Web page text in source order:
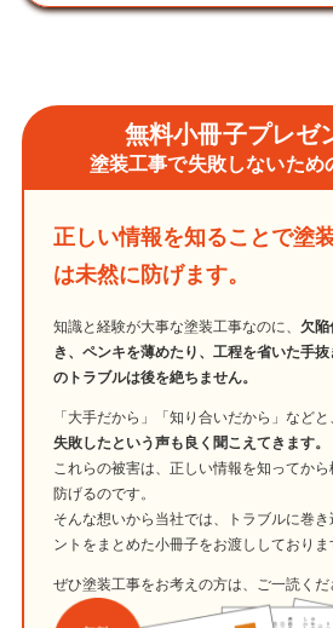
無料小冊子プレゼ
塗装工事で失敗しないため
正しい情報を知ることで塗
は未然に防げます。
知識と経験が大事な塗装工事なのに、 欠
き、ペンキを薄めたり、工程を省いた手
のトラブルは後を絶ちません。
「大手だから」「知り合いだから」などと
失敗したという声も良く聞こえてきます。
これらの被害は、正しい情報を知ってか
防げるのです。
そんな想いから当社では、トラブルに巻
ントをまとめた小冊子をお渡ししておりま
ぜひ塗装工事をお考えの方は、ご一読くだ